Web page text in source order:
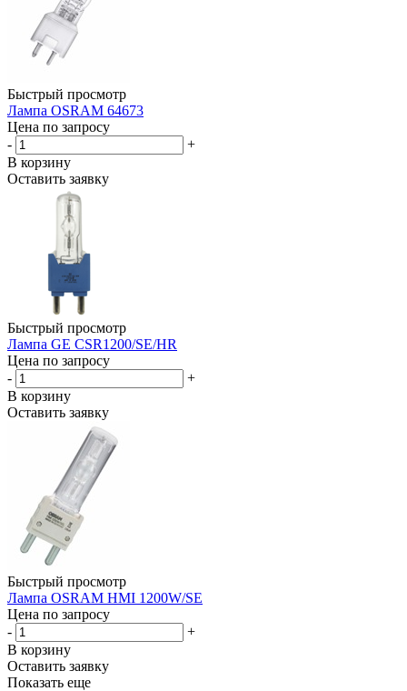
Быстрый просмотр
Лампа OSRAM 64673
Цена по запросу
-
+
В корзину
Оставить заявку
Быстрый просмотр
Лампа GE CSR1200/SE/HR
Цена по запросу
-
+
В корзину
Оставить заявку
Быстрый просмотр
Лампа OSRAM HMI 1200W/SE
Цена по запросу
-
+
В корзину
Оставить заявку
Показать еще